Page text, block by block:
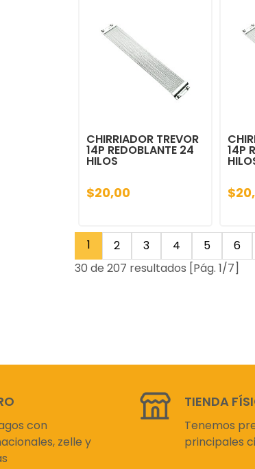
CHIRRIADOR TREVOR
14P REDOBLANTE 24
HILOS
$20,00
14P
1 2 3 4 5 6
30 de 207 resultados [Pág. 1/7]
con
zelle y
TIENDA
Tenemos
principales